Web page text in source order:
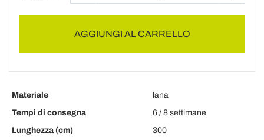
AGGIUNGI AL CARRELLO
Materiale
lana
Tempi di consegna
6 / 8 settimane
Lunghezza (cm)
300